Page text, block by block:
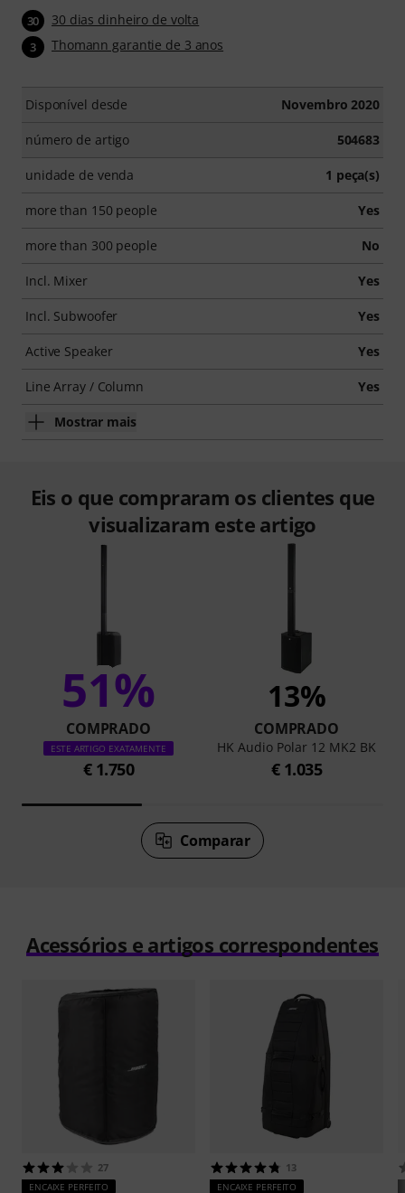
30 30 dias dinheiro de volta
3 Thomann garantie de 3 anos
Disponível desde Novembro 2020
número de artigo 504683
unidade de venda 1 peça(s)
more than 150 people Yes
more than 300 people No
Incl. Mixer Yes
Incl. Subwoofer Yes
Active Speaker Yes
Line Array / Column Yes
Mostrar mais
Eis o que compraram os clientes que
visualizaram este artigo
51%
COMPRADO
ESTE ARTIGO EXATAMENTE
€ 1.750
13%
COMPRADO
HK Audio Polar 12 MK2 BK
€ 1.035
Comparar
Acessórios e artigos correspondentes
27
ENCAIXE PERFEITO
13
ENCAIXE PERFEITO